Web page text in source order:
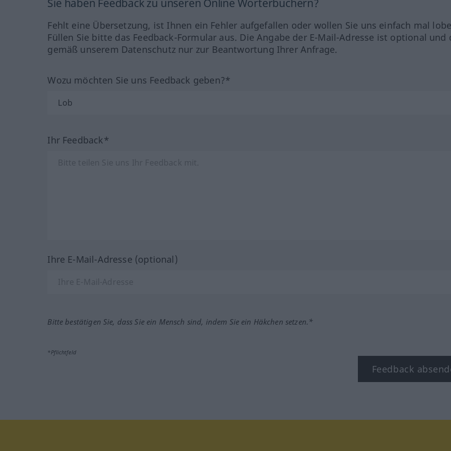
Sie haben Feedback zu unseren Online Wörterbüchern?
Fehlt eine Übersetzung, ist Ihnen ein Fehler aufgefallen oder wollen Sie uns einfach mal
Füllen Sie bitte das Feedback-Formular aus. Die Angabe der E-Mail-Adresse ist optional und
gemäß unserem Datenschutz nur zur Beantwortung Ihrer Anfrage.
Wozu möchten Sie uns Feedback geben?*
Ihr Feedback*
Ihre E-Mail-Adresse (optional)
Bitte bestätigen Sie, dass Sie ein Mensch sind, indem Sie ein Häkchen setzen.*
*Pflichtfeld
Feedback